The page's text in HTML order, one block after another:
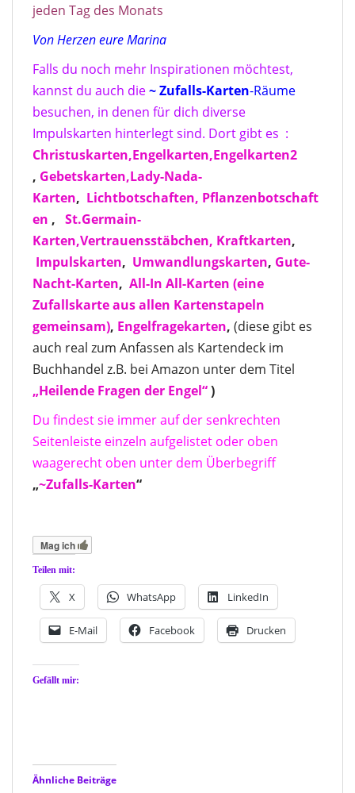
jeden Tag des Monats
Von Herzen eure Marina
Falls du noch mehr Inspirationen möchtest,
kannst du auch die~ Zufalls-Karten-Räume
besuchen, in denen für dich diverse
Impulskarten hinterlegt sind. Dort gibt es :
Christuskarten,Engelkarten,Engelkarten2
, Gebetskarten,Lady-Nada-
Karten, Lichtbotschaften, Pflanzenbotschaft
en , St.Germain-
Karten,Vertrauensstäbchen, Kraftkarten,
Impulskarten, Umwandlungskarten, Gute-
Nacht-Karten, All-In All-Karten (eine
Zufallskarte aus allen Kartenstapeln
gemeinsam), Engelfragekarten, (diese gibt es
auch real zum Anfassen als Kartendeck im
Buchhandel z.B. bei Amazon unter dem Titel
„Heilende Fragen der Engel“)
Du findest sie immer auf der senkrechten
Seitenleiste einzeln aufgelistet oder oben
waagerecht oben unter dem Überbegriff
„~Zufalls-Karten“
Mag ich
Teilen mit:
X WhatsApp LinkedIn
E-Mail Facebook Drucken
Gefällt mir:
Ähnliche Beiträge